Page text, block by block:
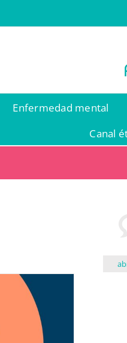
Enfermedad mental
Canal